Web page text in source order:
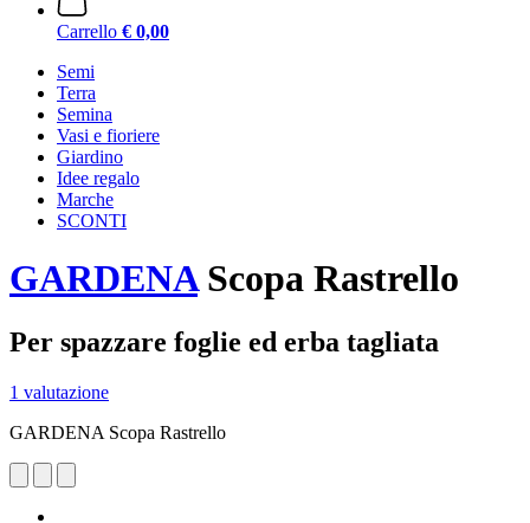
Carrello € 0,00
Semi
Terra
Semina
Vasi e fioriere
Giardino
Idee regalo
Marche
SCONTI
GARDENAScopa Rastrello
Per spazzare foglie ed erba tagliata
1 valutazione
GARDENA Scopa Rastrello